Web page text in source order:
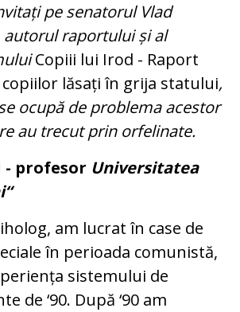
pe senatorul Vlad
autorul raportului și al
Copiii lui Irod - Raport
lăsați în grija statului,
ocupă de problema acestor
au trecut prin orfelinate.
- profesor Universitatea
am lucrat în case de
în perioada comunistă,
sistemului de
de ‘90. După ‘90 am